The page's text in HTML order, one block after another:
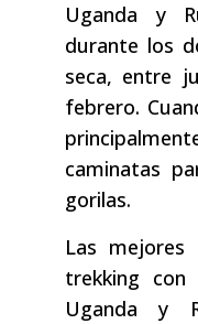
Uganda y
durante los
seca, entre
febrero.
caminatas
gorilas.
Las mejores
trekking
Uganda y